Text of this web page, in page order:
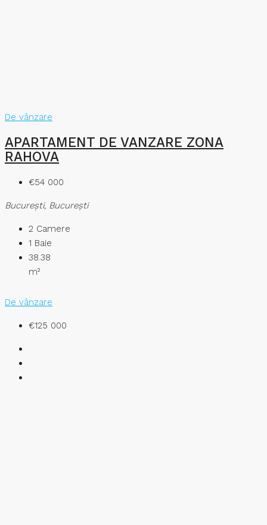
De vânzare
APARTAMENT DE VANZARE ZONA
RAHOVA
€54 000
București, București
2 Camere
1 Baie
38.38
m²
De vânzare
€125 000